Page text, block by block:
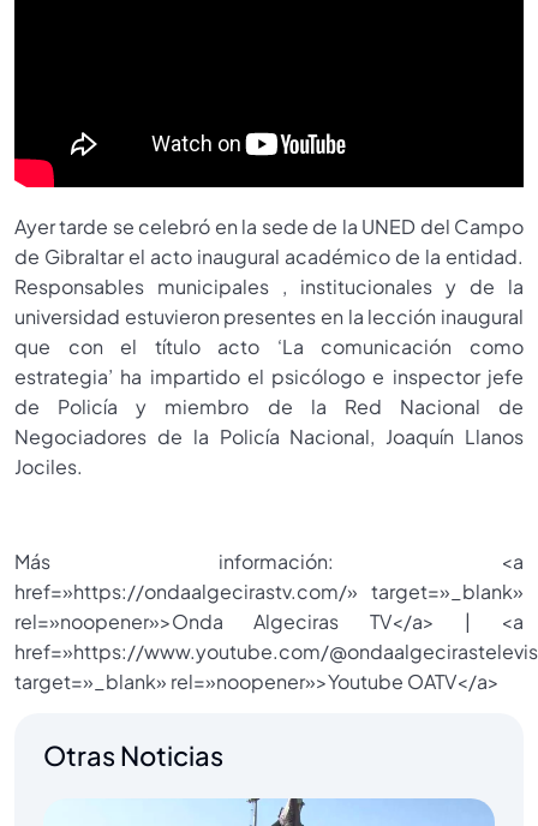
Ayer tarde se celebró en la sede de la UNED del Campo
de Gibraltar el acto inaugural académico de la entidad.
Responsables municipales , institucionales y de la
universidad estuvieron presentes en la lección inaugural
que con el título acto ‘La comunicación como
estrategia’ ha impartido el psicólogo e inspector jefe
de Policía y miembro de la Red Nacional de
Negociadores de la Policía Nacional, Joaquín Llanos
Jociles.
Más información: <a
href=»https://ondaalgecirastv.com/» target=»_blank»
rel=»noopener»>Onda Algeciras TV</a> | <a
href=»https://www.youtube.com/
target=»_blank» rel=»noopener»>Youtube OATV</a>
Otras Noticias